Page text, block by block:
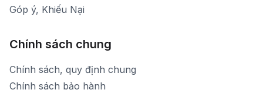
Góp ý, Khiếu Nại
Chính sách chung
Chính sách, quy định chung
Chính sách bảo hành